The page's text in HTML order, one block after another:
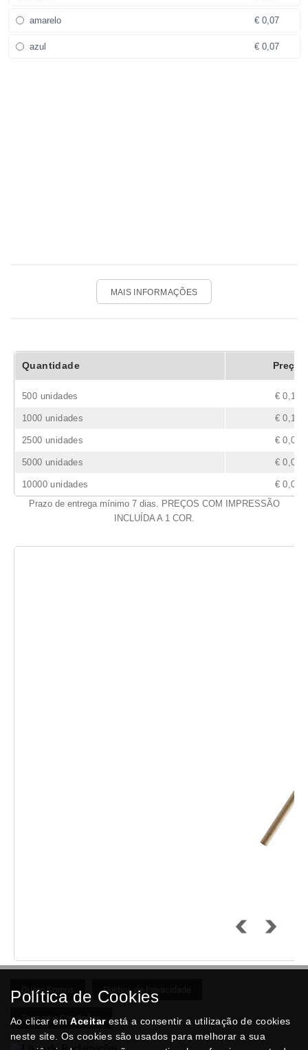
amarelo € 0,07
azul € 0,07
MAIS INFORMAÇÕES
Quantidade Preço
500 unidades € 0,16
1000 unidades € 0,11
2500 unidades € 0,09
5000 unidades € 0,08
10000 unidades
€ 0,07
Prazo de entrega mínimo 7 dias. PREÇOS COM IMPRESSÃO
INCLUÍDA A 1 COR.
Quem Somos Politica de Privacidade
Termos e Condições
Política de Cookies
Ao clicar emAceitarestá a consentir a utilização de cookies
neste site. Os cookies são usados para melhorar a sua